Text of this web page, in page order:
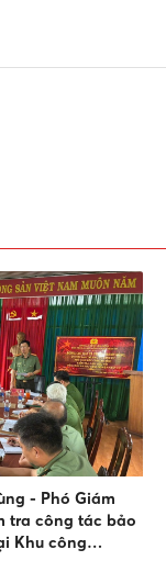
- Phó Giám
tra công tác bảo
Khu công